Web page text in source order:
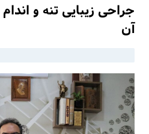
جراحی زیبایی تنه و
آن